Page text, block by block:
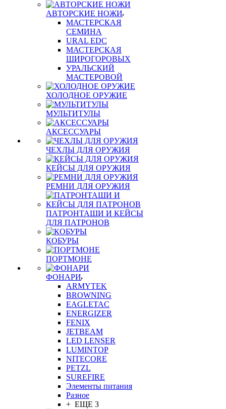
АВТОРСКИЕ НОЖИ
МАСТЕРСКАЯ
СЕМИНА
URAL EDC
МАСТЕРСКАЯ
ШИРОГОРОВЫХ
УРАЛЬСКИЙ
МАСТЕРОВОЙ
ХОЛОДНОЕ ОРУЖИЕ
МУЛЬТИТУЛЫ
АКСЕССУАРЫ
ЧЕХЛЫ ДЛЯ ОРУЖИЯ
КЕЙСЫ ДЛЯ ОРУЖИЯ
РЕМНИ ДЛЯ ОРУЖИЯ
ПАТРОНТАШИ И КЕЙСЫ
ДЛЯ ПАТРОНОВ
КОБУРЫ
ПОРТМОНЕ
ФОНАРИ
ARMYTEK
BROWNING
EAGLETAC
ENERGIZER
FENIX
JETBEAM
LED LENSER
LUMINTOP
NITECORE
PETZL
SUREFIRE
Элементы питания
Разное
+ ЕЩЕ 3